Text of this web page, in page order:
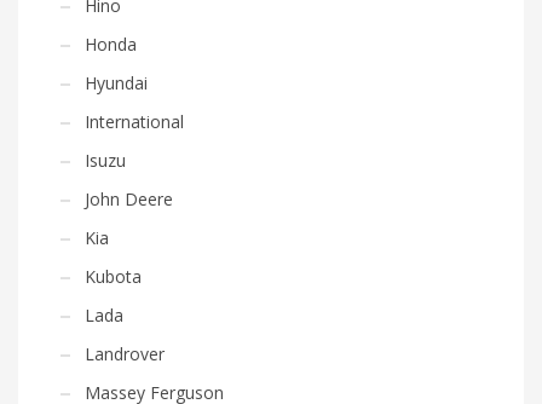
Hino
Honda
Hyundai
International
Isuzu
John Deere
Kia
Kubota
Lada
Landrover
Massey Ferguson